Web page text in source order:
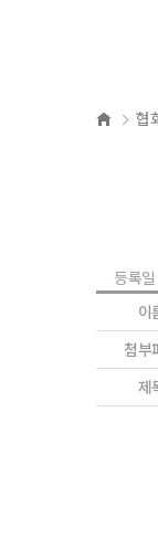
협
등록
이
첨부
제